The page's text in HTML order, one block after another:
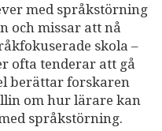
med språkstörning
och missar att nå
skola –
ofta tenderar att gå
berättar forskaren
om hur lärare kan
språkstörning.